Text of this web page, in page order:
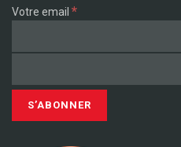
Votre email *